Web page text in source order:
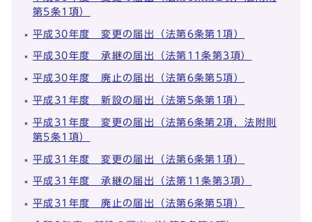
第5条1項）
平成30年度 変更の届出（法第6条第1項）
平成30年度 承継の届出（法第11条第3項）
平成30年度 廃止の届出（法第6条第5項）
平成31年度 新設の届出（法第5条第1項）
平成31年度 変更の届出（法第6条第2項，法附則
第5条1項）
平成31年度 変更の届出（法第6条第1項）
平成31年度 承継の届出（法第11条第3項）
平成31年度 廃止の届出（法第6条第5項）